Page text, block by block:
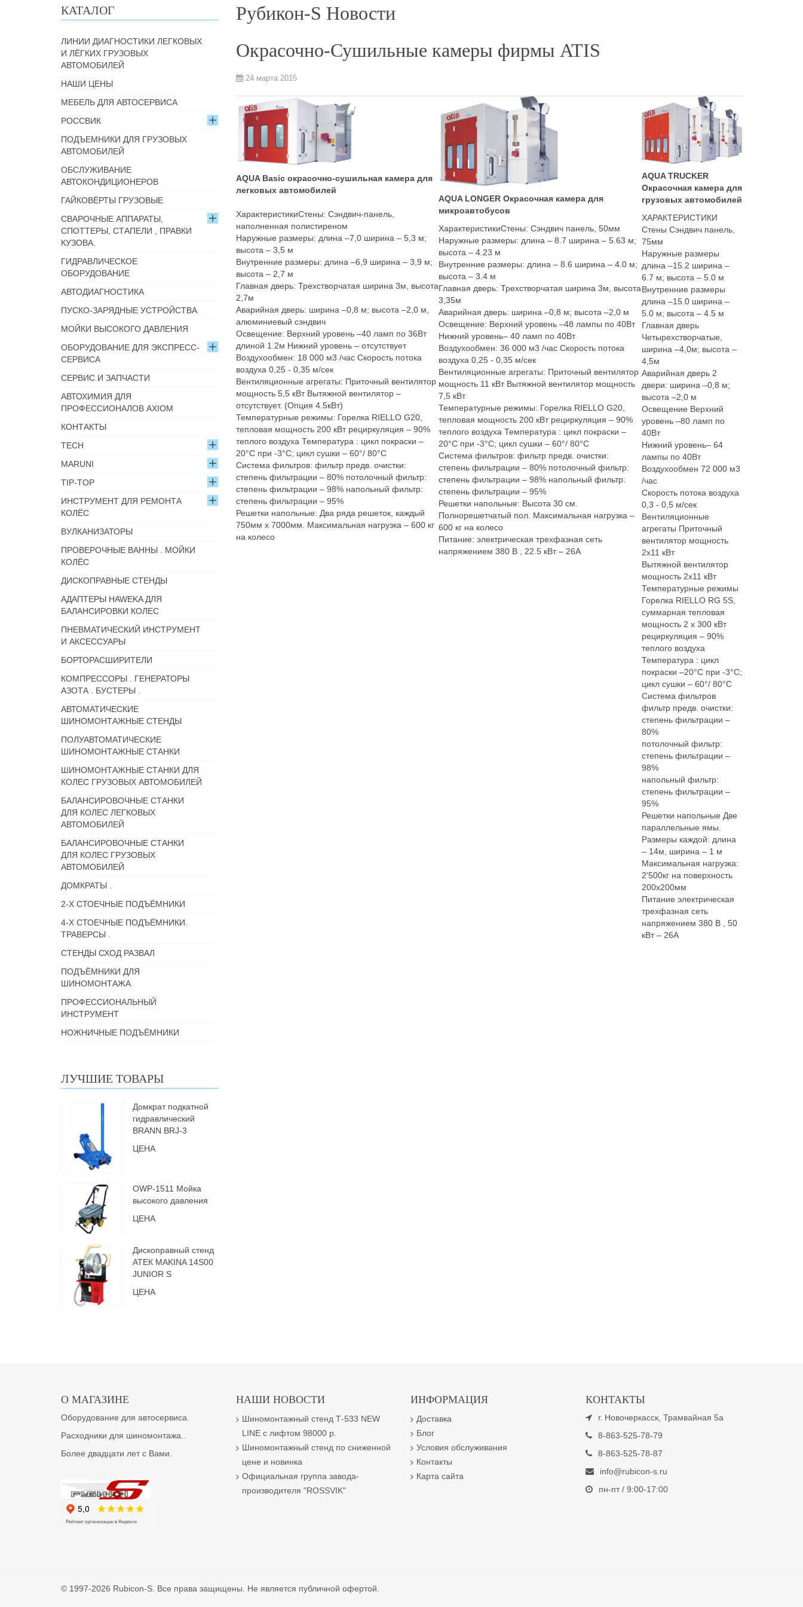
Рубикон-S Новости
Окрасочно-Сушильные камеры фирмы ATIS
24 марта 2015
AQUA Basic окрасочно-сушильная камера для
легковых автомобилей
ХарактеристикиСтены: Сэндвич-панель,
наполненная полистиреном
Наружные размеры: длина –7,0 ширина – 5,3 м;
высота – 3,5 м
Внутренние размеры: длина –6,9 ширина – 3,9 м;
высота – 2,7 м
Главная дверь: Трехстворчатая ширина 3м, высота
2,7м
Аварийная дверь: ширина –0,8 м; высота –2,0 м,
алюминиевый сэндвич
Освещение: Верхний уровень –40 ламп по 36Вт
длиной 1.2м Нижний уровень – отсутствует
Воздухообмен: 18 000 м3 /час Скорость потока
воздуха 0,25 - 0,35 м/сек
Вентиляционные агрегаты: Приточный вентилятор
мощность 5,5 кВт Вытяжной вентилятор –
отсутствует. (Опция 4.5кВт)
Температурные режимы: Горелка RIELLO G20,
тепловая мощность 200 кВт рециркуляция – 90%
теплого воздуха Температура : цикл покраски –
20°С при -3°С; цикл сушки – 60°/ 80°С
Система фильтров: фильтр предв. очистки:
степень фильтрации – 80% потолочный фильтр:
степень фильтрации – 98% напольный фильтр:
степень фильтрации – 95%
Решетки напольные: Два ряда решеток, каждый
750мм х 7000мм. Максимальная нагрузка – 600 кг
на колесо
AQUA LONGER Окрасочная камера для
микроавтобусов
ХарактеристикиСтены: Сэндвич панель, 50мм
Наружные размеры: длина – 8.7 ширина – 5.63 м;
высота – 4.23 м
Внутренние размеры: длина – 8.6 ширина – 4.0 м;
высота – 3.4 м
Главная дверь: Трехстворчатая ширина 3м, высота
3,35м
Аварийная дверь: ширина –0,8 м; высота –2,0 м
Освещение: Верхний уровень –48 лампы по 40Вт
Нижний уровень– 40 ламп по 40Вт
Воздухообмен: 36 000 м3 /час Скорость потока
воздуха 0,25 - 0,35 м/сек
Вентиляционные агрегаты: Приточный вентилятор
мощность 11 кВт Вытяжной вентилятор мощность
7,5 кВт
Температурные режимы: Горелка RIELLO G20,
тепловая мощность 200 кВт рециркуляция – 90%
теплого воздуха Температура : цикл покраски –
20°С при -3°С; цикл сушки – 60°/ 80°С
Система фильтров: фильтр предв. очистки:
степень фильтрации – 80% потолочный фильтр:
степень фильтрации – 98% напольный фильтр:
степень фильтрации – 95%
Решетки напольные: Высота 30 см.
Полнорешетчатый пол. Максимальная нагрузка –
600 кг на колесо
Питание: электрическая трехфазная сеть
напряжением 380 В , 22.5 кВт – 26А
AQUA TRUCKER
Окрасочная камера для
грузовых автомобилей
ХАРАКТЕРИСТИКИ
Стены Сэндвич панель,
75мм
Наружные размеры
длина –15.2 ширина –
6.7 м; высота – 5.0 м
Внутренние размеры
длина –15.0 ширина –
5.0 м; высота – 4.5 м
Главная дверь
Четырехстворчатые,
ширина –4,0м; высота –
4,5м
Аварийная дверь 2
двери: ширина –0,8 м;
высота –2,0 м
Освещение Верхний
уровень –80 ламп по
40Вт
Нижний уровень– 64
лампы по 40Вт
Воздухообмен 72 000 м3
/час
Скорость потока воздуха
0,3 - 0,5 м/сек
Вентиляционные
агрегаты Приточный
вентилятор мощность
2x11 кВт
Вытяжной вентилятор
мощность 2x11 кВт
Температурные режимы
Горелка RIELLO RG 5S,
суммарная тепловая
мощность 2 х 300 кВт
рециркуляция – 90%
теплого воздуха
Температура : цикл
покраски –20°С при -3°С;
цикл сушки – 60°/ 80°С
Система фильтров
фильтр предв. очистки:
степень фильтрации –
80%
потолочный фильтр:
степень фильтрации –
98%
напольный фильтр:
степень фильтрации –
95%
Решетки напольные Две
параллельные ямы.
Размеры каждой: длина
– 14м, ширина – 1 м
Максимальная нагрузка:
2'500кг на поверхность
200х200мм
Питание электрическая
трехфазная сеть
напряжением 380 В , 50
кВт – 26А
КАТАЛОГ
ЛИНИИ ДИАГНОСТИКИ ЛЕГКОВЫХ
И ЛЁГКИХ ГРУЗОВЫХ
АВТОМОБИЛЕЙ
НАШИ ЦЕНЫ
МЕБЕЛЬ ДЛЯ АВТОСЕРВИСА
РОССВИК
ПОДЪЕМНИКИ ДЛЯ ГРУЗОВЫХ
АВТОМОБИЛЕЙ
ОБСЛУЖИВАНИЕ
АВТОКОНДИЦИОНЕРОВ
ГАЙКОВЁРТЫ ГРУЗОВЫЕ
СВАРОЧНЫЕ АППАРАТЫ,
СПОТТЕРЫ, СТАПЕЛИ , ПРАВКИ
КУЗОВА.
ГИДРАВЛИЧЕСКОЕ
ОБОРУДОВАНИЕ
АВТОДИАГНОСТИКА
ПУСКО-ЗАРЯДНЫЕ УСТРОЙСТВА
МОЙКИ ВЫСОКОГО ДАВЛЕНИЯ
ОБОРУДОВАНИЕ ДЛЯ ЭКСПРЕСС-
СЕРВИСА
СЕРВИС И ЗАПЧАСТИ
АВТОХИМИЯ ДЛЯ
ПРОФЕССИОНАЛОВ AXIOM
КОНТАКТЫ
TECH
MARUNI
TIP-TOP
ИНСТРУМЕНТ ДЛЯ РЕМОНТА
КОЛЁС
ВУЛКАНИЗАТОРЫ
ПРОВЕРОЧНЫЕ ВАННЫ . МОЙКИ
КОЛЁС
ДИСКОПРАВНЫЕ СТЕНДЫ
АДАПТЕРЫ HAWEKA ДЛЯ
БАЛАНСИРОВКИ КОЛЕС
ПНЕВМАТИЧЕСКИЙ ИНСТРУМЕНТ
И АКСЕССУАРЫ
БОРТОРАСШИРИТЕЛИ
КОМПРЕССОРЫ . ГЕНЕРАТОРЫ
АЗОТА . БУСТЕРЫ .
АВТОМАТИЧЕСКИЕ
ШИНОМОНТАЖНЫЕ СТЕНДЫ
ПОЛУАВТОМАТИЧЕСКИЕ
ШИНОМОНТАЖНЫЕ СТАНКИ
ШИНОМОНТАЖНЫЕ СТАНКИ ДЛЯ
КОЛЕС ГРУЗОВЫХ АВТОМОБИЛЕЙ
БАЛАНСИРОВОЧНЫЕ СТАНКИ
ДЛЯ КОЛЕС ЛЕГКОВЫХ
АВТОМОБИЛЕЙ
БАЛАНСИРОВОЧНЫЕ СТАНКИ
ДЛЯ КОЛЕС ГРУЗОВЫХ
АВТОМОБИЛЕЙ
ДОМКРАТЫ .
2-Х СТОЕЧНЫЕ ПОДЪЁМНИКИ
4-Х СТОЕЧНЫЕ ПОДЪЁМНИКИ.
ТРАВЕРСЫ .
СТЕНДЫ СХОД РАЗВАЛ
ПОДЪЁМНИКИ ДЛЯ
ШИНОМОНТАЖА
ПРОФЕССИОНАЛЬНЫЙ
ИНСТРУМЕНТ
НОЖНИЧНЫЕ ПОДЪЁМНИКИ
ЛУЧШИЕ ТОВАРЫ
Домкрат подкатной
гидравлический
BRANN BRJ-3
ЦЕНА
OWP-1511 Мойка
высокого давления
ЦЕНА
Дископравный стенд
АТЕК MAKINA 14S00
JUNIOR S
ЦЕНА
О МАГАЗИНЕ
Оборудование для автосервиса.
Расходники для шиномонтажа..
Более двадцати лет с Вами.
НАШИ НОВОСТИ
Шиномонтажный стенд Т-533 NEW
LINE с лифтом 98000 р.
Шиномонтажный стенд по сниженной
цене и новинка
Официальная группа завода-
производителя "ROSSVIK"
ИНФОРМАЦИЯ
Доставка
Блог
Условия обслуживания
Контакты
Карта сайта
КОНТАКТЫ
г. Новочеркасск, Трамвайная 5а
8-863-525-78-79
8-863-525-78-87
info@rubicon-s.ru
пн-пт / 9:00-17:00
© 1997-2026 Rubicon-S. Все права защищены. Не является публичной офертой.